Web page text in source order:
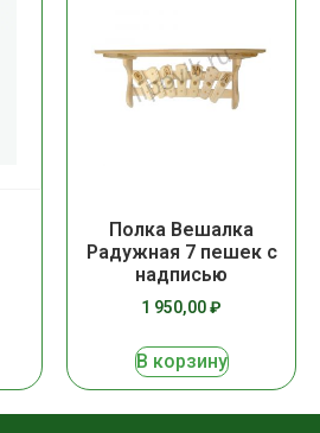
Полка Вешалка
Радужная 7 пешек с
надписью
1 950,00₽
В корзину